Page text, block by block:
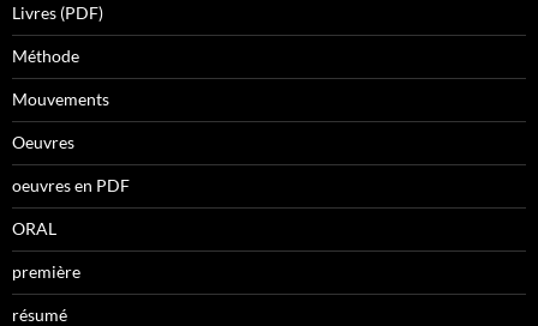
Livres (PDF)
Méthode
Mouvements
Oeuvres
oeuvres en PDF
ORAL
première
résumé